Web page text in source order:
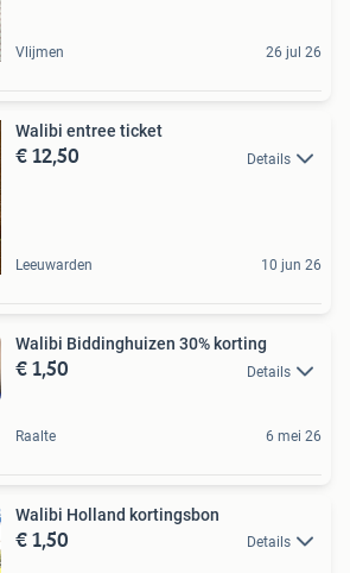
Vlijmen 26 jul 26
Walibi entree ticket
€ 12,50 Details
Leeuwarden 10 jun 26
Walibi Biddinghuizen 30% korting
€ 1,50 Details
Raalte 6 mei 26
Walibi Holland kortingsbon
€ 1,50 Details